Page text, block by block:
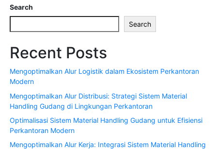
Search
Search
Recent Posts
Mengoptimalkan Alur Logistik dalam Ekosistem Perkantoran
Modern
Mengoptimalkan Alur Distribusi: Strategi Sistem Material
Handling Gudang di Lingkungan Perkantoran
Optimalisasi Sistem Material Handling Gudang untuk Efisiensi
Perkantoran Modern
Mengoptimalkan Alur Kerja: Integrasi Sistem Material Handling